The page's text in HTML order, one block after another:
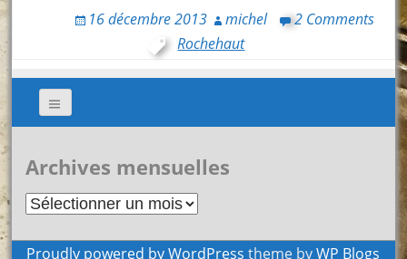
16 décembre 2013 michel
2 Comments
Rochehaut
Archives mensuelles
Archives
Proudly powered by WordPress theme byWP Blogs